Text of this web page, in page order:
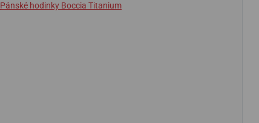
Pánské hodinky Boccia Titanium